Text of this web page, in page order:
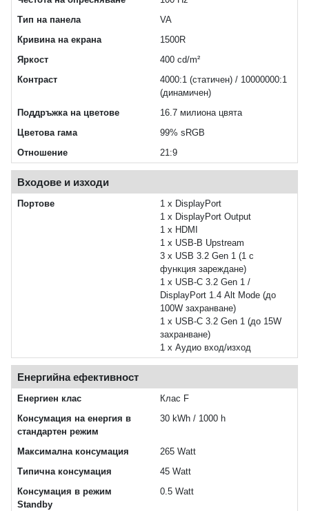
Тип на панела
VA
Кривина на екрана
1500R
Яркост
400 cd/m²
Контраст
4000:1 (статичен) / 10000000:1
(динамичен)
Поддръжка на цветове
16.7 милиона цвята
Цветова гама
99% sRGB
Отношение
21:9
Входове и изходи
Портове
1 x DisplayPort
1 x DisplayPort Output
1 x HDMI
1 x USB-B Upstream
3 x USB 3.2 Gen 1 (1 с
функция зареждане)
1 x USB-C 3.2 Gen 1 /
DisplayPort 1.4 Alt Mode (до
100W захранване)
1 x USB-C 3.2 Gen 1 (до 15W
захранване)
1 x Аудио вход/изход
Енергийна ефективност
Енергиен клас
Клас F
Консумация на енергия в
стандартен режим
30 kWh / 1000 h
Максимална консумация
265 Watt
Типична консумация
45 Watt
Консумация в режим
Standby
0.5 Watt